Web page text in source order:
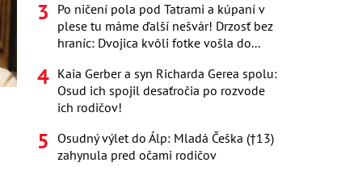
Po ničení pola pod Tatrami a kúpaní v
plese tu máme ďalší nešvár! Drzosť bez
hraníc: Dvojica kvôli fotke vošla do...
Kaia Gerber a syn Richarda Gerea spolu:
Osud ich spojil desaťročia po rozvode
ich rodičov!
Osudný výlet do Álp: Mladá Češka (†13)
zahynula pred očami rodičov